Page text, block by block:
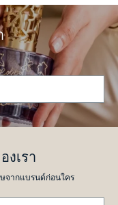
งเรา
จากแบรนด์ก่อนใคร